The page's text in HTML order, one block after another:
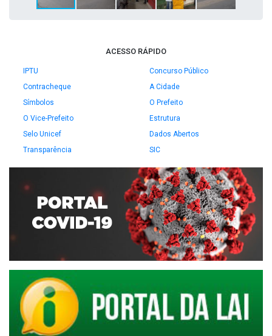
ACESSO RÁPIDO
IPTU
Concurso Público
Contracheque
A Cidade
Símbolos
O Prefeito
O Vice-Prefeito
Estrutura
Selo Unicef
Dados Abertos
Transparência
SIC